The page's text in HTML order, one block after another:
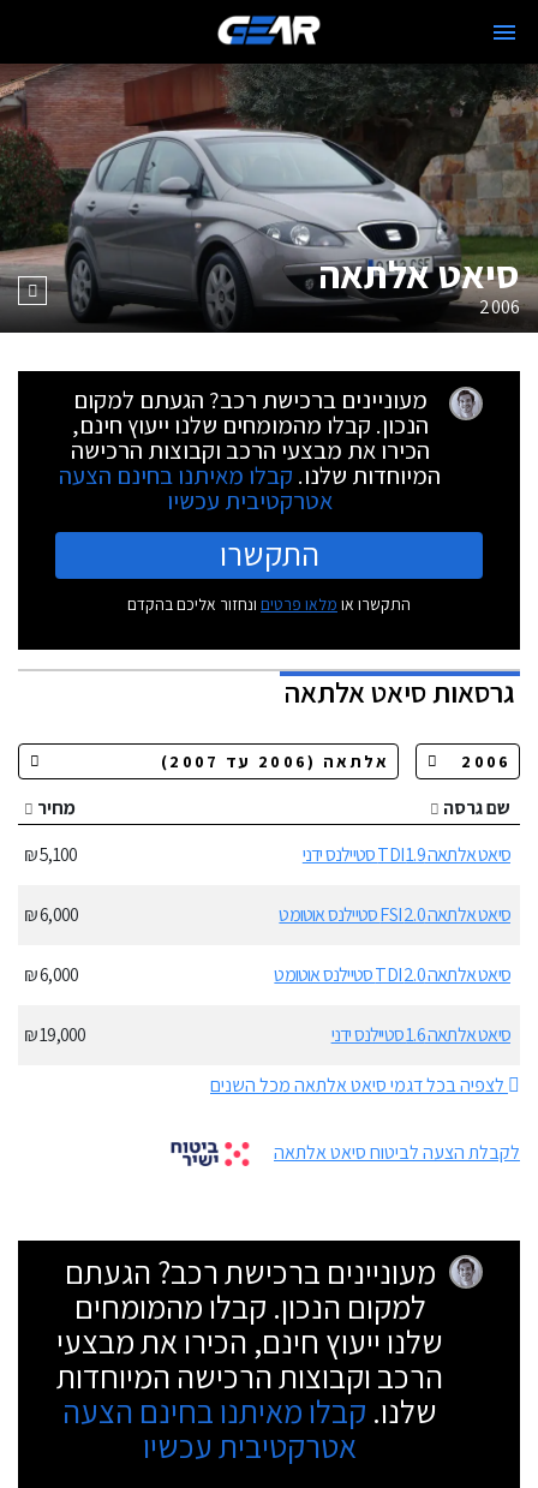
סיאט אלתאה
2006
מעוניינים ברכישת רכב? הגעתם למקום
הנכון. קבלו מהמומחים שלנו ייעוץ חינם,
הכירו את מבצעי הרכב וקבוצות הרכישה
המיוחדות שלנו. קבלו מאיתנו בחינם הצעה
אטרקטיבית עכשיו
התקשרו
התקשרו או מלאו פרטים ונחזור אליכם בהקדם
גרסאותסיאט אלתאה
שם גרסה
מחיר
סיאט אלתאה 1.9 TDI סטיילנס ידני
5,100 ₪
סיאט אלתאה 2.0 FSI סטיילנס אוטומט 6,000 ₪
סיאט אלתאה 2.0 TDI סטיילנס אוטומט 6,000 ₪
סיאט אלתאה 1.6 סטיילנס ידני
19,000 ₪
לצפיה בכל דגמי סיאט אלתאה מכל השנים
לקבלת הצעה לביטוח סיאט אלתאה
מעוניינים ברכישת רכב? הגעתם
למקום הנכון. קבלו מהמומחים
שלנו ייעוץ חינם, הכירו את מבצעי
הרכב וקבוצות הרכישה המיוחדות
שלנו. קבלו מאיתנו בחינם הצעה
אטרקטיבית עכשיו